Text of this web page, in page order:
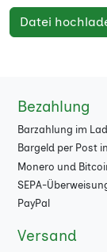
Datei
Bezahlung
Barzahlung im
Bargeld per Post
Monero und
SEPA-
PayPal
Versand